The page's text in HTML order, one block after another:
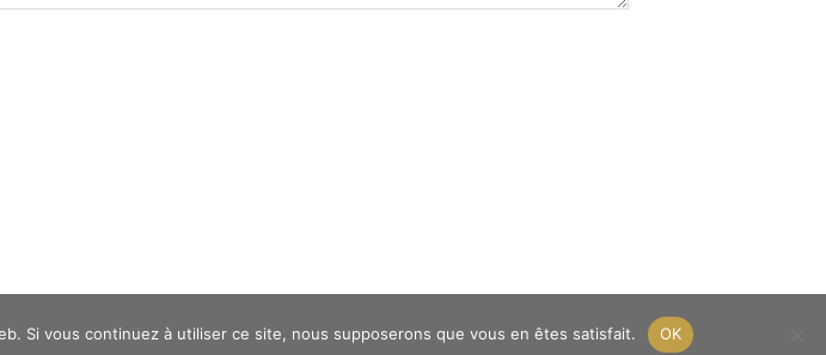
Si vous continuez à utiliser ce site, nous supposerons que vous en êtes satisfait. OK